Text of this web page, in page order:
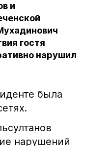
и
гостя
нарушил
была
нарушений